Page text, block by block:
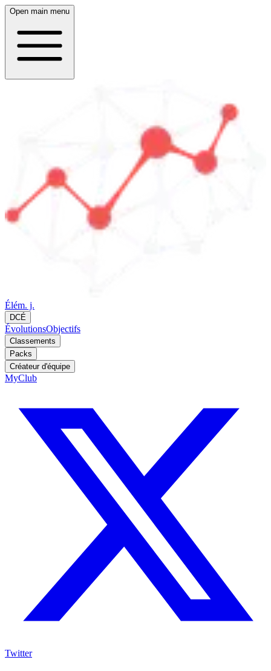
Open main menu
Élém. j.
DCÉ
ÉvolutionsObjectifs
Classements
Packs
Créateur d'équipe
MyClub
Twitter